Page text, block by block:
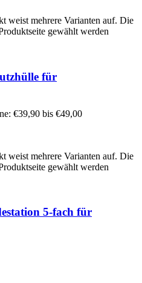
weist mehrere Varianten auf. Die
gewählt werden
für
€39,90 bis €49,00
weist mehrere Varianten auf. Die
gewählt werden
5-fach für